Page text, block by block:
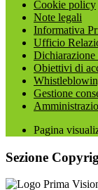
Cookie policy
Note legali
Informativa
Ufficio
Dichiarazione
Obiettivi di
Gestione
Pagina
Sezione